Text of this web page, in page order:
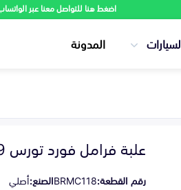
اضغط هنا للتواصل معنا عبر
المدونة
علبة فرامل فورد تورس 2009-2012
رقم القطعة:BRMC118الصنع:أصلي